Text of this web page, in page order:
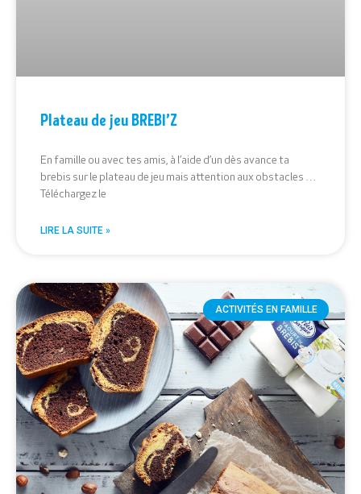
Plateau de jeu BREBI’Z
En famille ou avec tes amis, à l’aide d’un dès avance ta
brebis sur le plateau de jeu mais attention aux obstacles …
Téléchargez le
LIRE LA SUITE »
ACTIVITÉS EN FAMILLE